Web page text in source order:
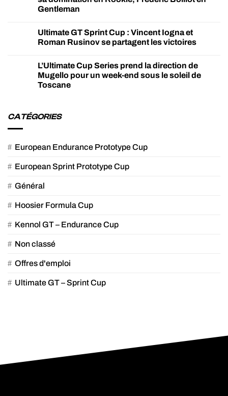
Gentleman
Ultimate GT Sprint Cup : Vincent Iogna et
Roman Rusinov se partagent les victoires
L’Ultimate Cup Series prend la direction de
Mugello pour un week-end sous le soleil de
Toscane
CATÉGORIES
European Endurance Prototype Cup
European Sprint Prototype Cup
Général
Hoosier Formula Cup
Kennol GT – Endurance Cup
Non classé
Offres d'emploi
Ultimate GT – Sprint Cup